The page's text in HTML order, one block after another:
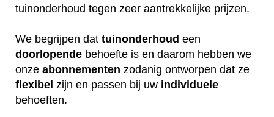
tuinonderhoud tegen zeer aantrekkelijke prijzen.
We begrijpen dat tuinonderhoud een
doorlopende behoefte is en daarom hebben we
onze abonnementen zodanig ontworpen dat ze
flexibel zijn en passen bij uw individuele
behoeften.